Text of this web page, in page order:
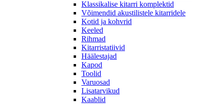
Klassikalise kitarri komplektid
Võimendid akustilistele kitarridele
Kotid ja kohvrid
Keeled
Rihmad
Kitarristatiivid
Häälestajad
Kapod
Toolid
Varuosad
Lisatarvikud
Kaablid